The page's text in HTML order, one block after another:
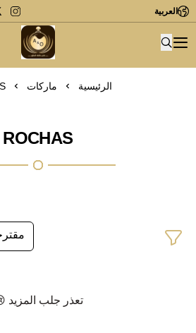
العربية
متجر
الرئيسية ماركات
ROCHAS
تعذر جلب المزيد